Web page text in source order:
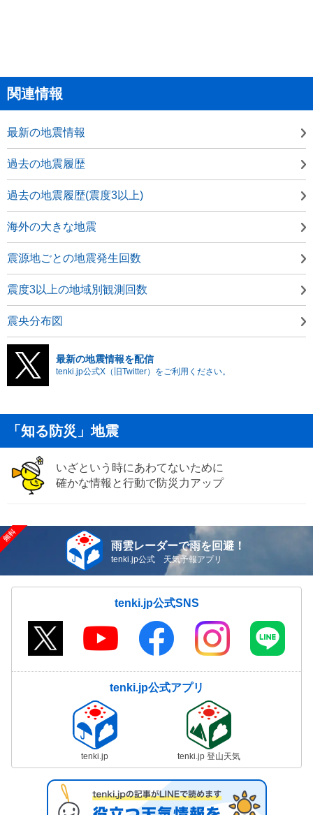
関連情報
最新の地震情報
過去の地震履歴
過去の地震履歴(震度3以上)
海外の大きな地震
震源地ごとの地震発生回数
震度3以上の地域別観測回数
震央分布図
最新の地震情報を配信
tenki.jp公式X（旧Twitter）をご利用ください。
「知る防災」地震
いざという時にあわてないために
確かな情報と行動で防災力アップ
雨雲レーダーで雨を回避！
tenki.jp公式 天気予報アプリ
tenki.jp公式SNS
tenki.jp公式アプリ
tenki.jp tenki.jp 登山天気